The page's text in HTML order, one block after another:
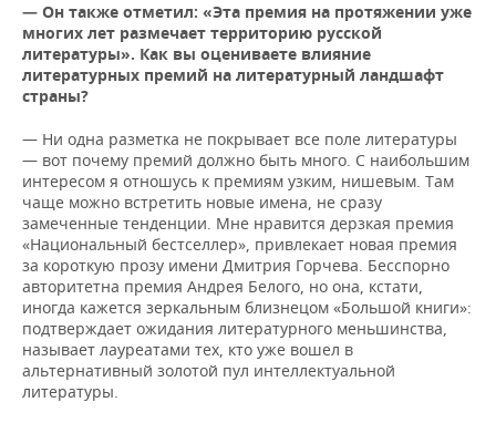
— Он также отметил: «Эта премия на протяжении уже
многих лет размечает территорию русской
литературы». Как вы оцениваете влияние
литературных премий на литературный ландшафт
страны?
— Ни одна разметка не покрывает все поле литературы
— вот почему премий должно быть много. С наибольшим
интересом я отношусь к премиям узким, нишевым. Там
чаще можно встретить новые имена, не сразу
замеченные тенденции. Мне нравится дерзкая премия
«Национальный бестселлер», привлекает новая премия
за короткую прозу имени Дмитрия Горчева. Бесспорно
авторитетна премия Андрея Белого, но она, кстати,
иногда кажется зеркальным близнецом «Большой книги»:
подтверждает ожидания литературного меньшинства,
называет лауреатами тех, кто уже вошел в
альтернативный золотой пул интеллектуальной
литературы.